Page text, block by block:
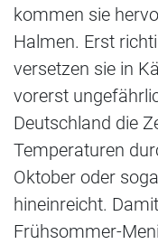
kommen sie
Halmen. Erst
versetzen sie in
vorerst
Deutschland die
Temperaturen
Oktober oder
hineinreicht.
Frühsommer-